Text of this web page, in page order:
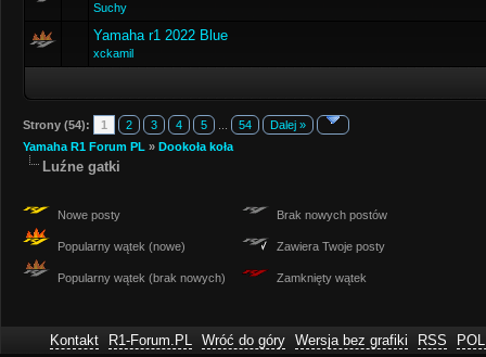
Suchy
Yamaha r1 2022 Blue
xckamil
Strony (54): 1 2 3 4 5 54
Dalej »
Yamaha R1 Forum PL » Dookoła koła
Luźne gatki
Nowe posty
Popularny wątek (nowe)
Popularny wątek (brak nowych)
Brak nowych postów
Zawiera Twoje posty
Zamknięty wątek
Kontakt R1-Forum.PL Wróć do góry Wersja bez grafiki RSS